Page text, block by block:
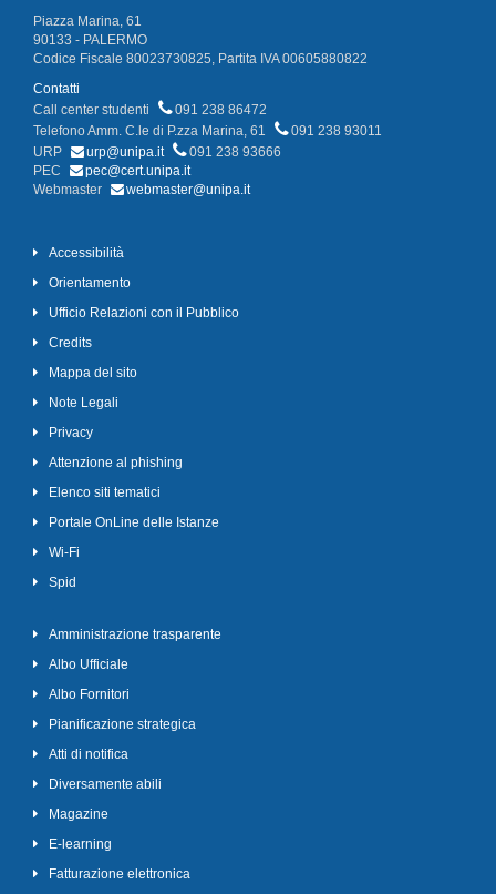
Piazza Marina, 61
90133 - PALERMO
Codice Fiscale 80023730825, Partita IVA 00605880822
Contatti
Call center studenti
091 238 86472
Telefono Amm. C.le di P.zza Marina, 61
091 238 93011
URP
urp@unipa.it
091 238 93666
PEC
pec@cert.unipa.it
Webmaster
webmaster@unipa.it
Accessibilità
Orientamento
Ufficio Relazioni con il Pubblico
Credits
Mappa del sito
Note Legali
Privacy
Attenzione al phishing
Elenco siti tematici
Portale OnLine delle Istanze
Wi-Fi
Spid
Amministrazione trasparente
Albo Ufficiale
Albo Fornitori
Pianificazione strategica
Atti di notifica
Diversamente abili
Magazine
E-learning
Fatturazione elettronica